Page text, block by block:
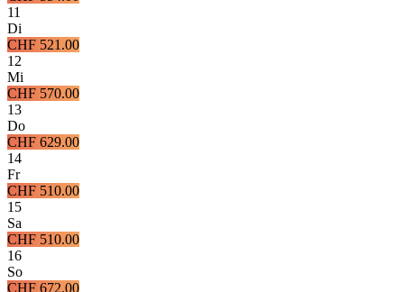
11
Di
CHF 521.00
12
Mi
CHF 570.00
13
Do
CHF 629.00
14
Fr
CHF 510.00
15
Sa
CHF 510.00
16
So
CHF 672.00